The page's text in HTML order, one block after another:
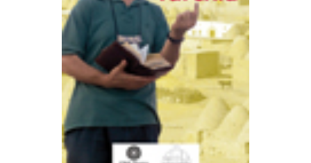
LEGGI TUTTO